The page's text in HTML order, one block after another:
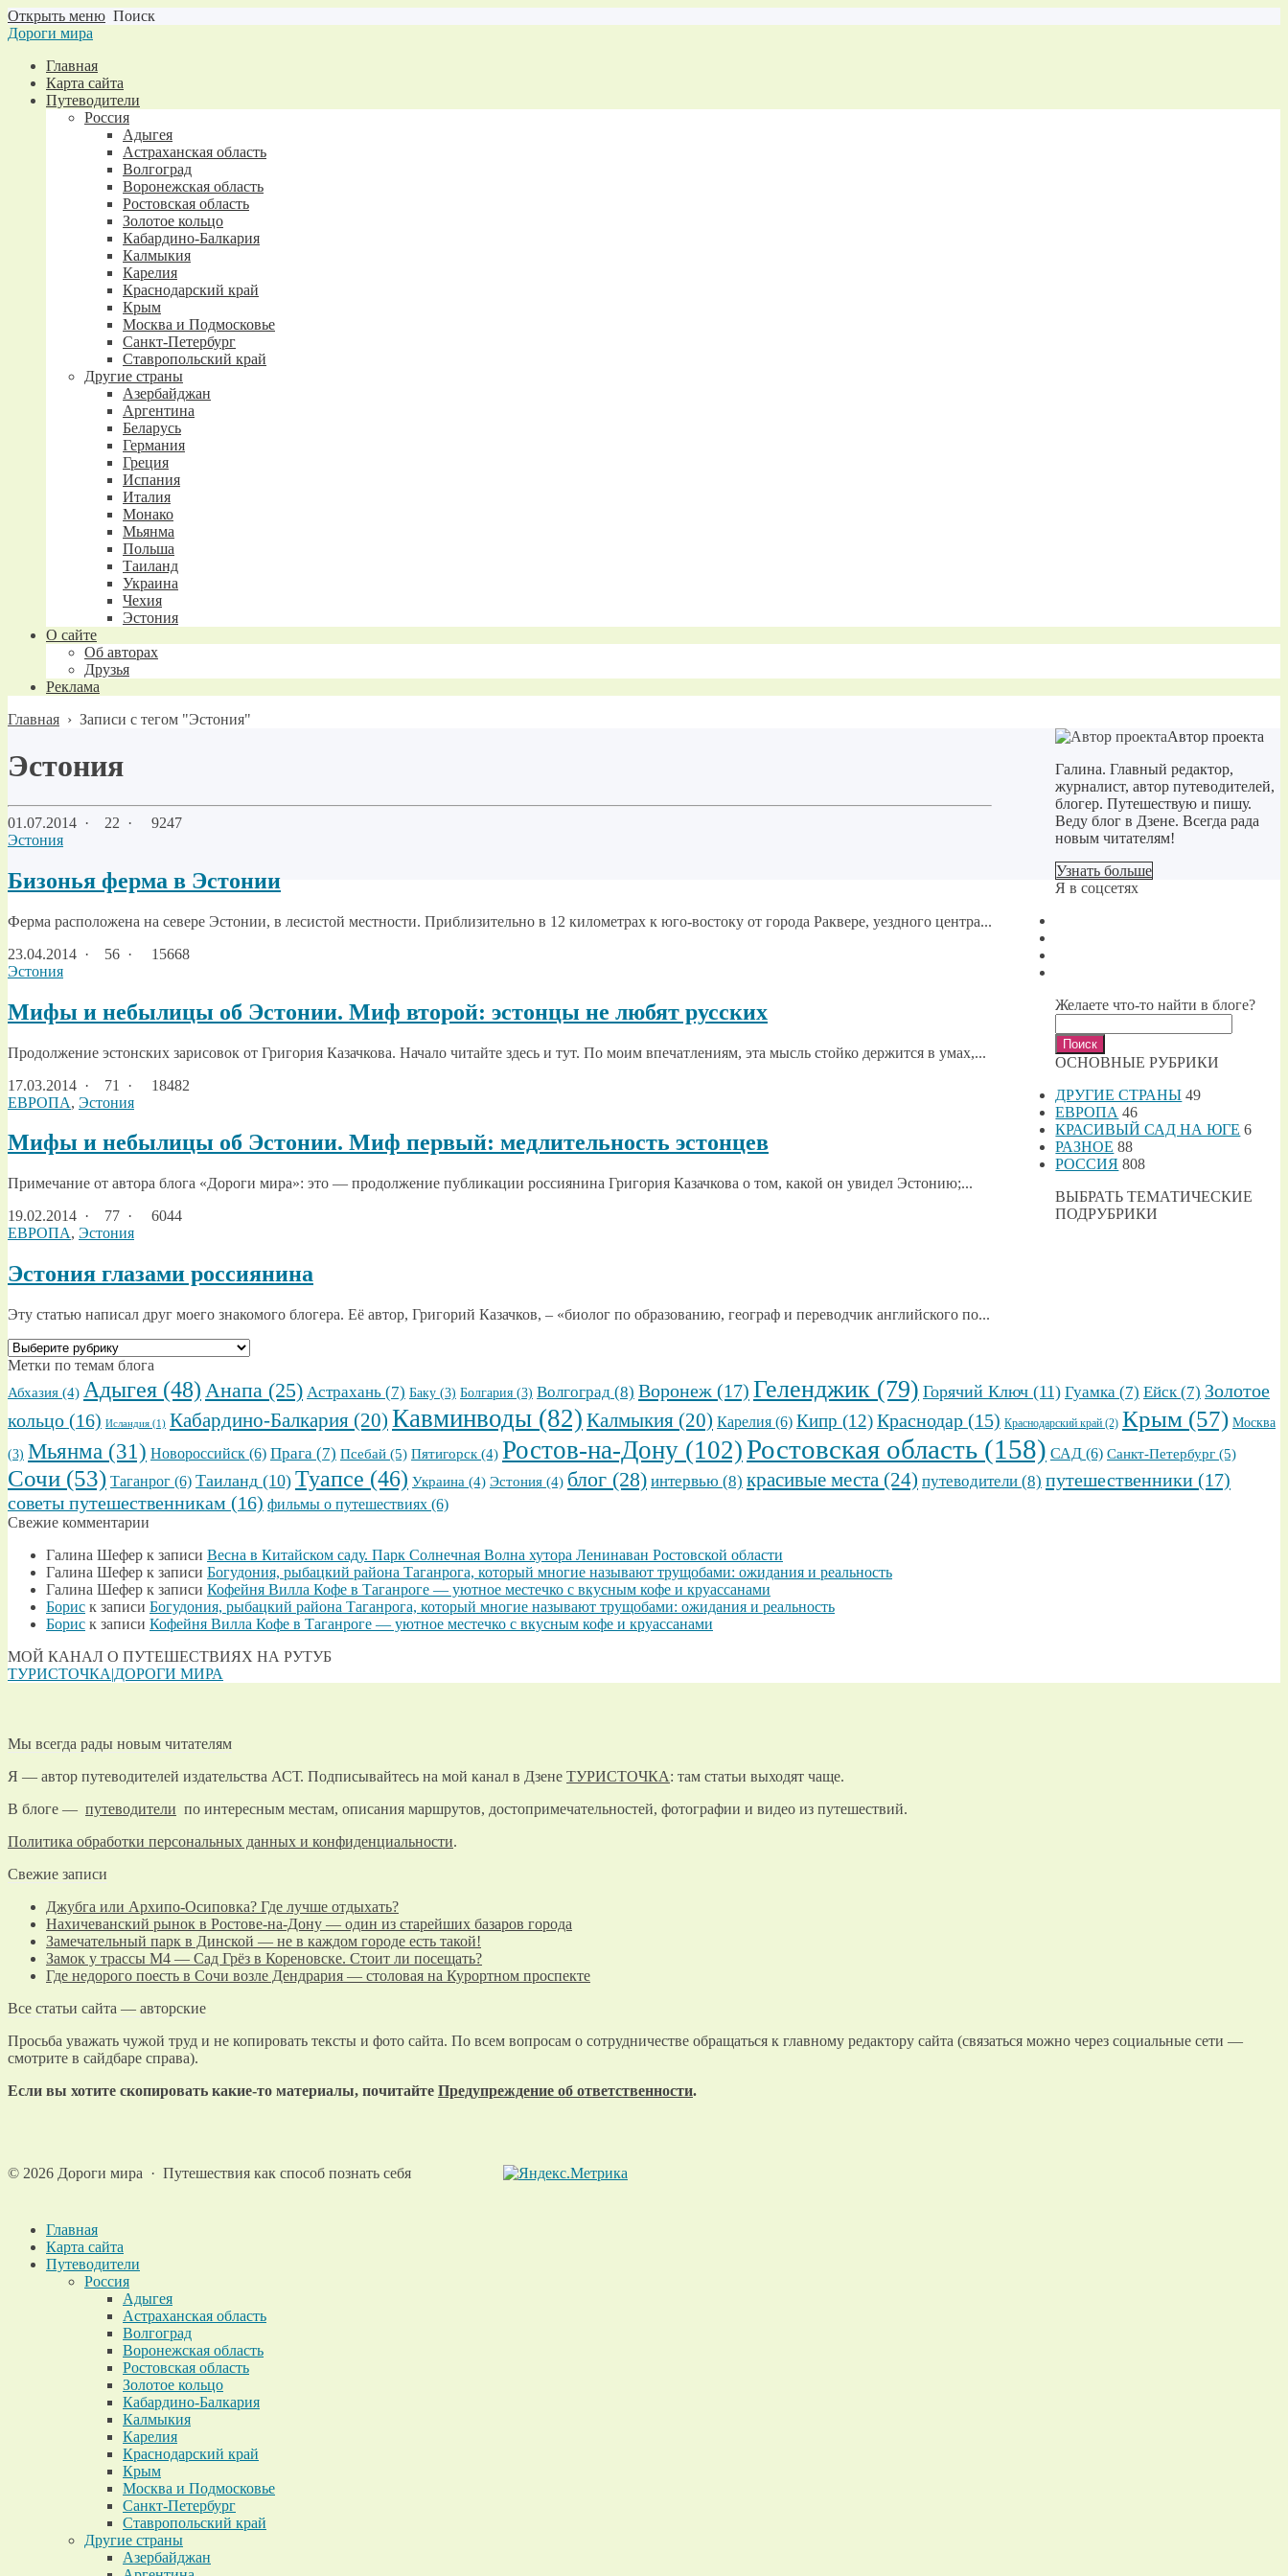
Открыть меню Поиск
Дороги мира
Главная
Карта сайта
Путеводители
Россия
Адыгея
Астраханская область
Волгоград
Воронежская область
Ростовская область
Золотое кольцо
Кабардино-Балкария
Калмыкия
Карелия
Краснодарский край
Крым
Москва и Подмосковье
Санкт-Петербург
Ставропольский край
Другие страны
Азербайджан
Аргентина
Беларусь
Германия
Греция
Испания
Италия
Монако
Мьянма
Польша
Таиланд
Украина
Чехия
Эстония
О сайте
Об авторах
Друзья
Реклама
Главная › Записи с тегом "Эстония"
Эстония
01.07.2014 · 22 ·
9247
Эстония
Бизонья ферма в Эстонии
Ферма расположена на севере Эстонии, в лесистой местности. Приблизительно в 12 километрах к юго-востоку от города Раквере, уездного центра...
23.04.2014 · 56 ·
15668
Эстония
Мифы и небылицы об Эстонии. Миф второй: эстонцы не любят русских
Продолжение эстонских зарисовок от Григория Казачкова. Начало читайте здесь и тут. По моим впечатлениям, эта мысль стойко держится в умах,...
17.03.2014 · 71 ·
18482
ЕВРОПА, Эстония
Мифы и небылицы об Эстонии. Миф первый: медлительность эстонцев
Примечание от автора блога «Дороги мира»: это — продолжение публикации россиянина Григория Казачкова о том, какой он увидел Эстонию;...
19.02.2014 · 77 ·
6044
ЕВРОПА, Эстония
Эстония глазами россиянина
Эту статью написал друг моего знакомого блогера. Её автор, Григорий Казачков, – «биолог по образованию, географ и переводчик английского по...
Автор проекта
Галина. Главный редактор,
журналист, автор путеводителей,
блогер. Путешествую и пишу.
Веду блог в Дзене. Всегда рада
новым читателям!
Узнать больше
Я в соцсетях
Желаете что-то найти в блоге?
ОСНОВНЫЕ РУБРИКИ
ДРУГИЕ СТРАНЫ 49
ЕВРОПА 46
КРАСИВЫЙ САД НА ЮГЕ 6
РАЗНОЕ 88
РОССИЯ 808
ВЫБРАТЬ ТЕМАТИЧЕСКИЕ
ПОДРУБРИКИ
ВЫБРАТЬ
ТЕМАТИЧЕСКИЕ
ПОДРУБРИКИ
Метки по темам блога
Абхазия (4) Адыгея (48) Анапа (25) Астрахань (7) Баку (3) Болгария (3) Волгоград (8) Воронеж (17) Геленджик (79) Горячий Ключ (11) Гуамка (7) Ейск(7) Золотое
кольцо (16) Исландия (1) Кабардино-Балкария (20) Кавминводы (82) Калмыкия (20) Карелия (6) Кипр (12)Краснодар (15) Краснодарский край (2) Крым (57) Москва
(3) Мьянма (31) Новороссийск (6) Прага (7) Псебай (5) Пятигорск (4) Ростов-на-Дону (102)Ростовская область (158) САД (6) Санкт-Петербург (5)
Сочи (53) Таганрог (6) Таиланд (10) Туапсе (46) Украина (4) Эстония (4) блог (28) интервью (8) красивые места (24) путеводители (8) путешественники (17)
советы путешественникам (16) фильмы о путешествиях (6)
Свежие комментарии
Галина Шефер к записи Весна в Китайском саду. Парк Солнечная Волна хутора Ленинаван Ростовской области
Галина Шефер к записи Богудония, рыбацкий района Таганрога, который многие называют трущобами: ожидания и реальность
Галина Шефер к записи Кофейня Вилла Кофе в Таганроге — уютное местечко с вкусным кофе и круассанами
Борис к записи Богудония, рыбацкий района Таганрога, который многие называют трущобами: ожидания и реальность
Борис к записи Кофейня Вилла Кофе в Таганроге — уютное местечко с вкусным кофе и круассанами
МОЙ КАНАЛ О ПУТЕШЕСТВИЯХ НА РУТУБ
ТУРИСТОЧКА|ДОРОГИ МИРА
Мы всегда рады новым читателям
Я — автор путеводителей издательства АСТ. Подписывайтесь на мой канал в Дзене ТУРИСТОЧКА: там статьи выходят чаще.
В блоге — путеводители по интересным местам, описания маршрутов, достопримечательностей, фотографии и видео из путешествий.
Политика обработки персональных данных и конфиденциальности.
Свежие записи
Джубга или Архипо-Осиповка? Где лучше отдыхать?
Нахичеванский рынок в Ростове-на-Дону — один из старейших базаров города
Замечательный парк в Динской — не в каждом городе есть такой!
Замок у трассы М4 — Сад Грёз в Кореновске. Стоит ли посещать?
Где недорого поесть в Сочи возле Дендрария — столовая на Курортном проспекте
Все статьи сайта — авторские
Просьба уважать чужой труд и не копировать тексты и фото сайта. По всем вопросам о сотрудничестве обращаться к главному редактору сайта (связаться можно через социальные сети —
смотрите в сайдбаре справа).
Если вы хотите скопировать какие-то материалы, почитайте Предупреждение об ответственности.
© 2026 Дороги мира · Путешествия как способ познать себя
Главная
Карта сайта
Путеводители
Россия
Адыгея
Астраханская область
Волгоград
Воронежская область
Ростовская область
Золотое кольцо
Кабардино-Балкария
Калмыкия
Карелия
Краснодарский край
Крым
Москва и Подмосковье
Санкт-Петербург
Ставропольский край
Другие страны
Азербайджан